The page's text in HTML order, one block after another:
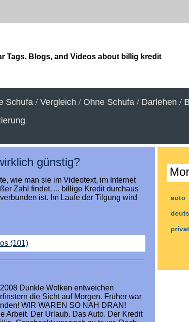
Tags, Blogs, and Videos about billig kredit
Schufa / Vergleich / Ohne Schufa / Darlehen /
günstig?
wie man sie im Videotext, im Internet
Zahl findet, ... billige Kredit durchaus
ist. Im Laufe der Tilgung wird
(101)
Dunkle Wolken entweichen
die Sicht auf Morgen. Früher war
WIR WAREN SO NAH DRAN!
Arbeit. Der Urlaub. Das Auto. Der Kredit
auto
privat